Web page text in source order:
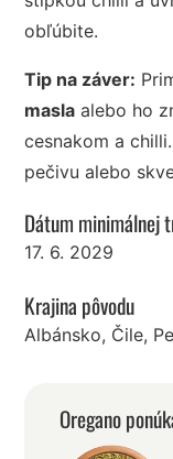
obľúbite.
Tip na záver:
masla alebo ho
cesnakom a
pečivu alebo
Dátum minimálnej
17. 6. 2029
Krajina pôvodu
Albánsko, Čile,
Oregano